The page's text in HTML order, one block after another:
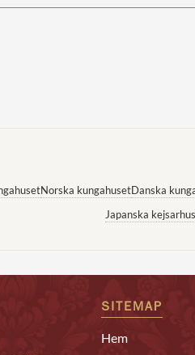
Norska kungahusetDanska
Japanska
SITEMAP
Hem